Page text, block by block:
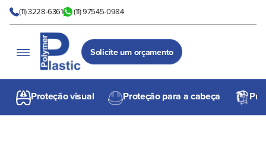
(11) 3228-6361 (11) 97545-0984
Solicite um orçamento
Proteção visual Proteção para a cabeça